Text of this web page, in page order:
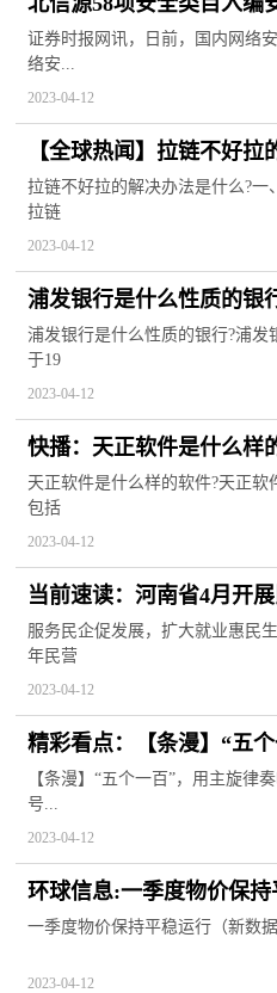
景图》
证券时报网讯，日前，国内网络
络安...
2023-04-12
【全球热闻】拉链不好
拉上去了但是齿开了怎么
拉链不好拉的解决办法是什么?一
拉链
2023-04-12
浦发银行是什么性质的银
制？
浦发银行是什么性质的银行?浦
于19
2023-04-12
快播：天正软件是什么样
么办?
天正软件是什么样的软件?天正
包括
2023-04-12
当前速读：河南省4月开
服务民企促发展，扩大就业惠民
年民营
2023-04-12
精彩看点：【条漫】“五
心聚力的奋进号角
【条漫】“五个一百”，用主旋律
号...
2023-04-12
环球信息:一季度物价保
点）
一季度物价保持平稳运行（新数
2023-04-12